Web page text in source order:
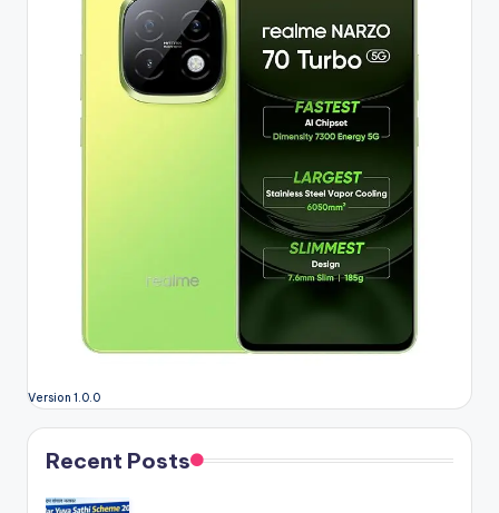
Version 1.0.0
Recent Posts